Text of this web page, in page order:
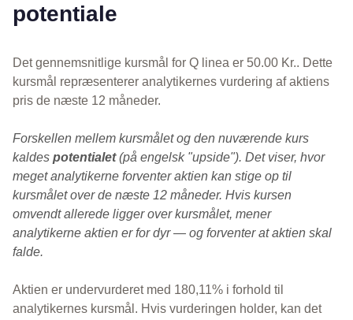
potentiale
Det gennemsnitlige kursmål for Q linea er 50.00 Kr.. Dette
kursmål repræsenterer analytikernes vurdering af aktiens
pris de næste 12 måneder.
Forskellen mellem kursmålet og den nuværende kurs
kaldes potentialet(på engelsk "upside"). Det viser, hvor
meget analytikerne forventer aktien kan stige op til
kursmålet over de næste 12 måneder. Hvis kursen
omvendt allerede ligger over kursmålet, mener
analytikerne aktien er for dyr — og forventer at aktien skal
falde.
Aktien er undervurderet med 180,11% i forhold til
analytikernes kursmål. Hvis vurderingen holder, kan det